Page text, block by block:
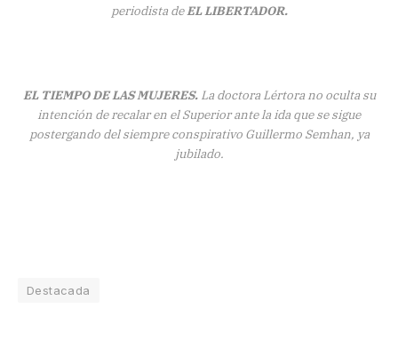
periodista deEL LIBERTADOR.
EL TIEMPO DE LAS MUJERES.La doctora Lértora no oculta su
intención de recalar en el Superior ante la ida que se sigue
postergando del siempre conspirativo Guillermo Semhan, ya
jubilado.
Destacada